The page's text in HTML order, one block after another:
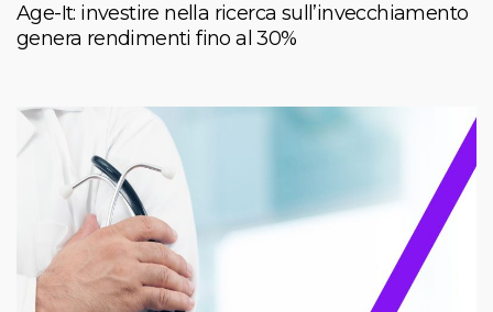
Age-It: investire nella ricerca sull’invecchiamento
genera rendimenti fino al 30%